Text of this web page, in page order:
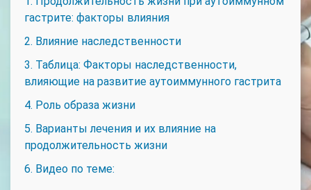
гастрите: факторы влияния
2. Влияние наследственности
3. Таблица: Факторы наследственности,
влияющие на развитие аутоиммунного гастрита
4. Роль образа жизни
5. Варианты лечения и их влияние на
продолжительность жизни
6. Видео по теме: